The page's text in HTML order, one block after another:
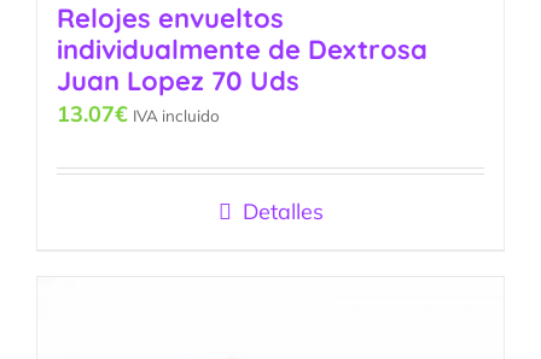
Relojes envueltos
individualmente de Dextrosa
Juan Lopez 70 Uds
13.07€ IVA incluido
Detalles